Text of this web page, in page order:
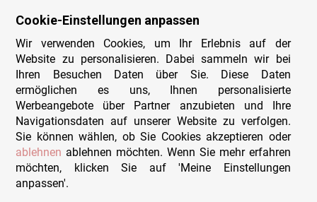
Versand und Lieferung
Zahlungsarten
Herstellungsland
Widerruf
Sitemap
Beratung & Support
Wir sind persönlich erreichbar
+49 (0)341 4912 210
Cookie-Einstellungen anpassen
Wir verwenden Cookies, um Ihr Erlebnis auf der
Website zu personalisieren. Dabei sammeln wir bei
Ihren Besuchen Daten über Sie. Diese Daten
ermöglichen es uns, Ihnen personalisierte
Werbeangebote über Partner anzubieten und Ihre
Navigationsdaten auf unserer Website zu verfolgen.
Sie können wählen, ob Sie Cookies akzeptieren oder
ablehnen ablehnen möchten. Wenn Sie mehr erfahren
möchten, klicken Sie auf 'Meine Einstellungen
anpassen'.